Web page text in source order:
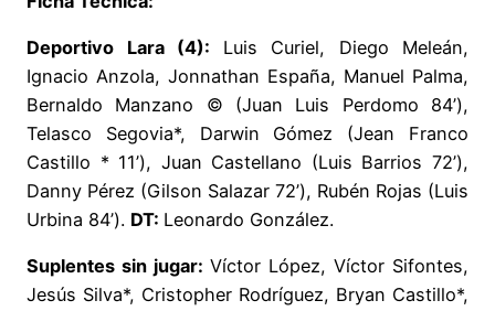
Deportivo Lara (4): Luis Curiel, Diego Meleán,
Ignacio Anzola, Jonnathan España, Manuel Palma,
Bernaldo Manzano © (Juan Luis Perdomo 84’),
Telasco Segovia*, Darwin Gómez (Jean Franco
Castillo * 11’), Juan Castellano (Luis Barrios 72’),
Danny Pérez (Gilson Salazar 72’), Rubén Rojas (Luis
Urbina 84’). DT: Leonardo González.
Suplentes sin jugar: Víctor López, Víctor Sifontes,
Jesús Silva*, Cristopher Rodríguez, Bryan Castillo*,